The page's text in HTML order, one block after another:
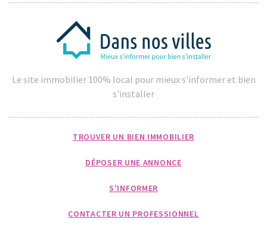
Le site immobilier 100% local pour mieux s'informer et bien
s'installer
TROUVER UN BIEN IMMOBILIER
DÉPOSER UNE ANNONCE
S'INFORMER
CONTACTER UN PROFESSIONNEL